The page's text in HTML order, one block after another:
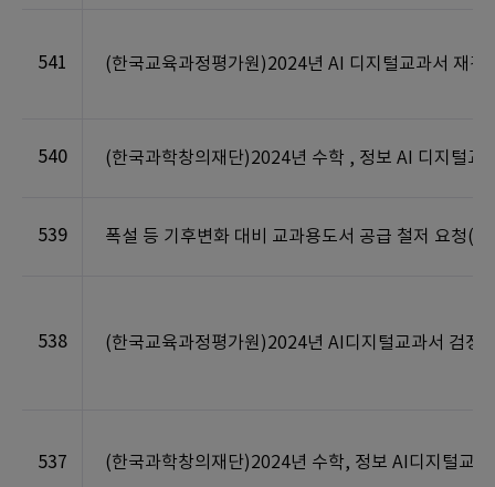
541 (한국교육과정평가원)2024년 AI 디지털교과서 재검
540 (한국과학창의재단)2024년 수학 , 정보 AI 디지털교
539 폭설 등 기후변화 대비 교과용도서 공급 철저 요청(
538 (한국교육과정평가원)2024년 AI디지털교과서 검정
537 (한국과학창의재단)2024년 수학, 정보 AI디지털교